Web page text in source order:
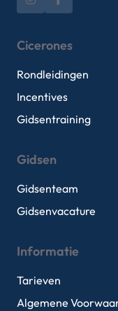
Cicerones
Rondleidingen
Incentives
Gidsentraining
Gidsen
Gidsenteam
Gidsenvacature
Informatie
Tarieven
Algemene